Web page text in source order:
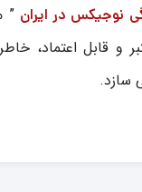
نوجیکس در ایران ”
و قابل اعتماد،
سازد.